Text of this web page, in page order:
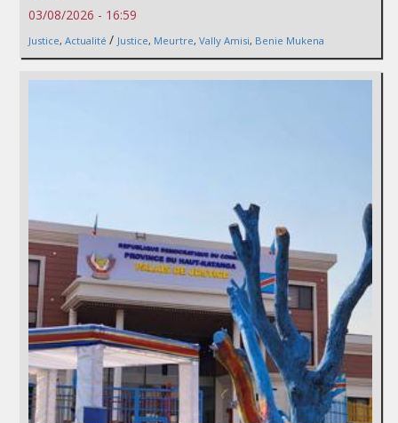
03/08/2026 - 16:59
Justice, Actualité / Justice, Meurtre, Vally Amisi, Benie Mukena